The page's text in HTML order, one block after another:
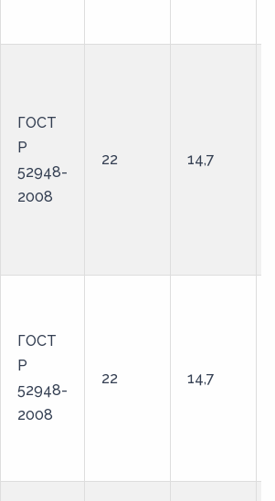
ГОСТ
Р
52948-
2008
22 14,7
ГОСТ
Р
52948-
2008
22 14,7